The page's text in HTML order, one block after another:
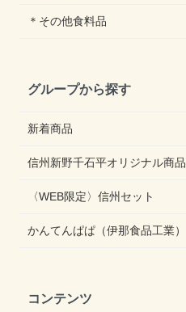
＊その他食料品
グループから探す
新着商品
信州新野千石平オリジナル商品
〈WEB限定〉信州セット
かんてんぱぱ（伊那食品工業）
コンテンツ